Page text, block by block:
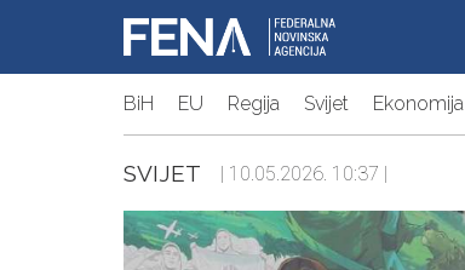
BiH EU Regija Svijet Ekonomija
SVIJET | 10.05.2026. 10:37 |